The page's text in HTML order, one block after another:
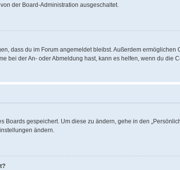
der Board-Administration ausgeschaltet.
dass du im Forum angemeldet bleibst. Außerdem
bei der An- oder Abmeldung hast, kann es helfen, wenn du die
gespeichert. Um diese zu ändern, gehe in den
ändern.